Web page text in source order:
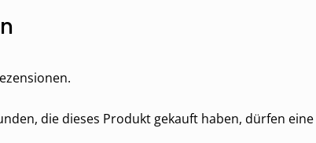
die dieses Produkt gekauft haben, dürfen